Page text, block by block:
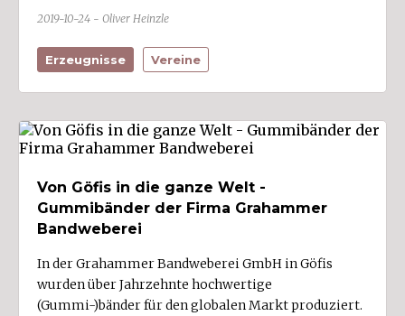
2019-10-24 - Oliver Heinzle
Erzeugnisse Vereine
Von Göfis in die ganze Welt -
Gummibänder der Firma Grahammer
Bandweberei
In der Grahammer Bandweberei GmbH in Göfis
wurden über Jahrzehnte hochwertige
(Gummi-)bänder für den globalen Markt produziert.